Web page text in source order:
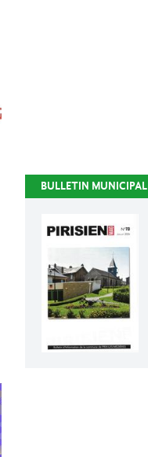
BULLETIN MUNICIPAL